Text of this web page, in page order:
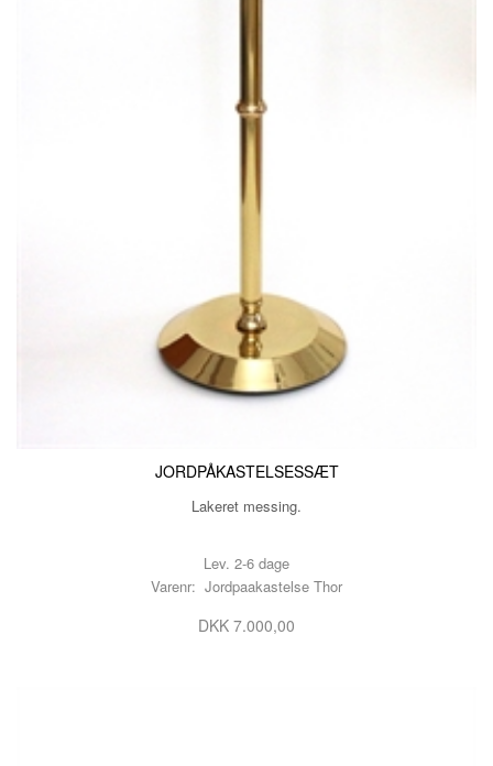
JORDPÅKASTELSESSÆT
Lakeret messing.
Lev. 2-6 dage
Varenr: Jordpaakastelse Thor
DKK 7.000,00